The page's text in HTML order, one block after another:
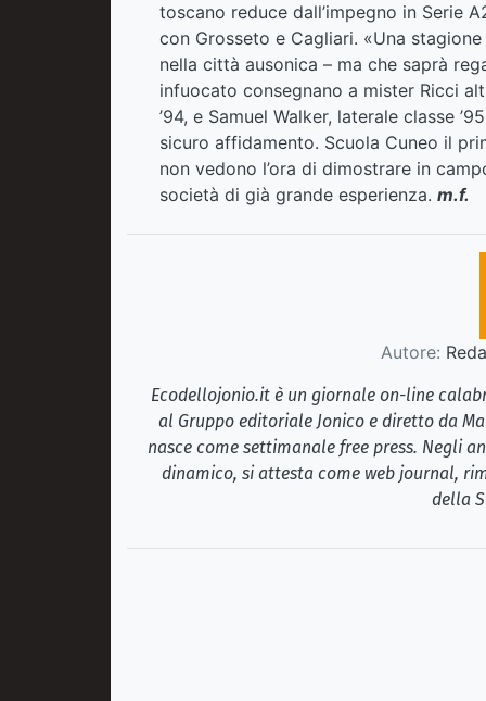
toscano reduce dall’impegno in Serie
con Grosseto e Cagliari. «Una
nella città ausonica – ma che saprà
infuocato consegnano a mister Ricci
’94, e Samuel Walker, laterale classe
sicuro affidamento. Scuola Cuneo il
non vedono l’ora di dimostrare in
società di già grande esperienza. m.f.
Autore:
Ecodellojonio.it è un giornale on-line
al Gruppo editoriale Jonico e diretto da
nasce come settimanale free press. Negli
dinamico, si attesta come web journal,
della